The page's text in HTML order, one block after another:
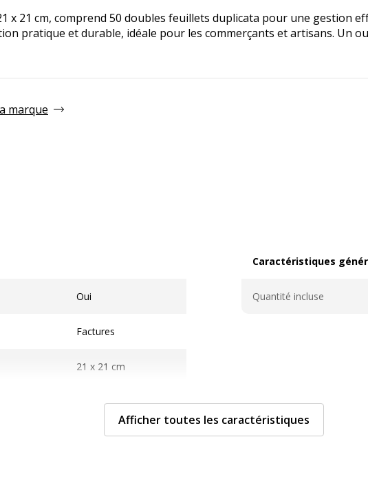
x 21 cm, comprend 50 doubles feuillets duplicata pour une gestion
pratique et durable, idéale pour les commerçants et artisans. Un
marque
Oui
Factures
21 x 21 cm
50 Feuille(s)
Caractéristiques
Quantité incluse
Afficher toutes les caractéristiques